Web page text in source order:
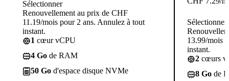
Sélectionner
Renouvellement au prix de CHF
11.19/mois pour 2 ans. Annulez à tout
instant.
1 cœur vCPU
4 Go de RAM
50 Go d'espace disque NVMe
Sélectionner
13.99/mois
instant.
2 cœurs
8 Go de